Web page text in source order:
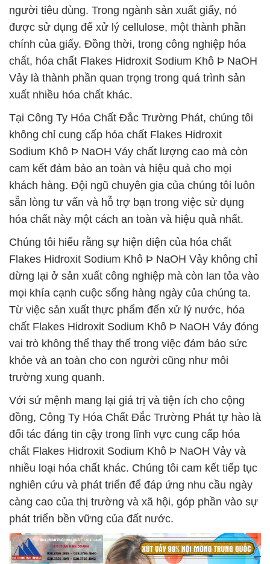
người tiêu dùng. Trong ngành sản xuất giấy, nó
được sử dụng để xử lý cellulose, một thành phần
chính của giấy. Đồng thời, trong công nghiệp hóa
chất, hóa chất Flakes Hidroxit Sodium Khô Þ NaOH
Vảy là thành phần quan trọng trong quá trình sản
xuất nhiều hóa chất khác.
Tại Công Ty Hóa Chất Đắc Trường Phát, chúng tôi
không chỉ cung cấp hóa chất Flakes Hidroxit
Sodium Khô Þ NaOH Vảy chất lượng cao mà còn
cam kết đảm bảo an toàn và hiệu quả cho mọi
khách hàng. Đội ngũ chuyên gia của chúng tôi luôn
sẵn lòng tư vấn và hỗ trợ bạn trong việc sử dụng
hóa chất này một cách an toàn và hiệu quả nhất.
Chúng tôi hiểu rằng sự hiện diện của hóa chất
Flakes Hidroxit Sodium Khô Þ NaOH Vảy không chỉ
dừng lại ở sản xuất công nghiệp mà còn lan tỏa vào
mọi khía cạnh cuộc sống hàng ngày của chúng ta.
Từ việc sản xuất thực phẩm đến xử lý nước, hóa
chất Flakes Hidroxit Sodium Khô Þ NaOH Vảy đóng
vai trò không thể thay thế trong việc đảm bảo sức
khỏe và an toàn cho con người cũng như môi
trường xung quanh.
Với sứ mệnh mang lại giá trị và tiện ích cho cộng
đồng, Công Ty Hóa Chất Đắc Trường Phát tự hào là
đối tác đáng tin cậy trong lĩnh vực cung cấp hóa
chất Flakes Hidroxit Sodium Khô Þ NaOH Vảy và
nhiều loại hóa chất khác. Chúng tôi cam kết tiếp tục
nghiên cứu và phát triển để đáp ứng nhu cầu ngày
càng cao của thị trường và xã hội, góp phần vào sự
phát triển bền vững của đất nước.